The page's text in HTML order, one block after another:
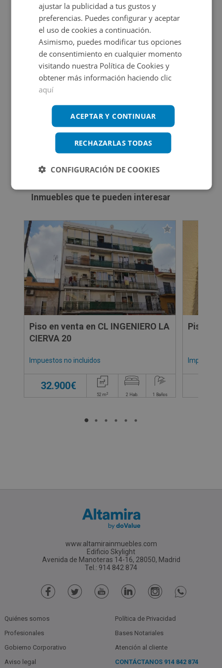
Exterior: patio. Plaza de garaje: No. Estado: Desconocido.
Extras: trastero / doblado con múltiples posibilidades. Se
trata de una vivienda con gran potencial, perfecta para
reformar y adaptar a tu gusto, aprovechando su
distribución tradicional y su espacio exterior. ¡No dejes
pasar esta oportunidad! Si deseas más información o
concertar una visita, no dudes en ponerte en contacto
con nuestro equipo comercial. Estaremos encantados
de asesorarte y ayudarte a encontrar tu próxima
Consulta las condiciones especiales
Propietario
Certificado energético
Calificación de eficiencia energética
en trámite.
Inmuebles que te pueden interesar
Piso en venta en CL INGENIERO LA
CIERVA 20
Impuestos no incluidos
32.900€
52 m2 2 Hab. 1 Baños
Piso en
www.altamirainmuebles.com
Edificio Skylight
Avenida de Manoteras 14-16, 28050, Madrid
Tel.: 914 842 874
Quiénes somos
Profesionales
Gobierno Corporativo
Aviso legal
Política de Privacidad
Bases Notariales
Atención al cliente
CONTÁCTANOS 914 842 874
ajustar la publicidad a tus gustos y
preferencias. Puedes configurar y aceptar
el uso de cookies a continuación.
Asimismo, puedes modificar tus opciones
de consentimiento en cualquier momento
visitando nuestra Política de Cookies y
obtener más información haciendo clic
aquí
ACEPTAR Y CONTINUAR
RECHAZARLAS TODAS
CONFIGURACIÓN DE COOKIES